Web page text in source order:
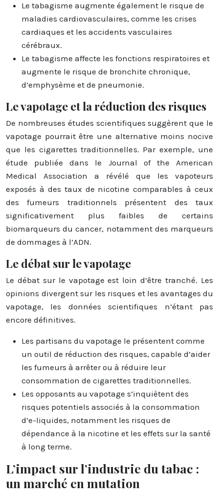
Le tabagisme augmente également le risque de
maladies cardiovasculaires, comme les crises
cardiaques et les accidents vasculaires
cérébraux.
Le tabagisme affecte les fonctions respiratoires et
augmente le risque de bronchite chronique,
d’emphysème et de pneumonie.
Le vapotage et la réduction des risques
De nombreuses études scientifiques suggèrent que le
vapotage pourrait être une alternative moins nocive
que les cigarettes traditionnelles. Par exemple, une
étude publiée dans le Journal of the American
Medical Association a révélé que les vapoteurs
exposés à des taux de nicotine comparables à ceux
des fumeurs traditionnels présentent des taux
significativement plus faibles de certains
biomarqueurs du cancer, notamment des marqueurs
de dommages à l’ADN.
Le débat sur le vapotage
Le débat sur le vapotage est loin d’être tranché. Les
opinions divergent sur les risques et les avantages du
vapotage, les données scientifiques n’étant pas
encore définitives.
Les partisans du vapotage le présentent comme
un outil de réduction des risques, capable d’aider
les fumeurs à arrêter ou à réduire leur
consommation de cigarettes traditionnelles.
Les opposants au vapotage s’inquiètent des
risques potentiels associés à la consommation
d’e-liquides, notamment les risques de
dépendance à la nicotine et les effets sur la santé
à long terme.
L’impact sur l’industrie du tabac :
un marché en mutation